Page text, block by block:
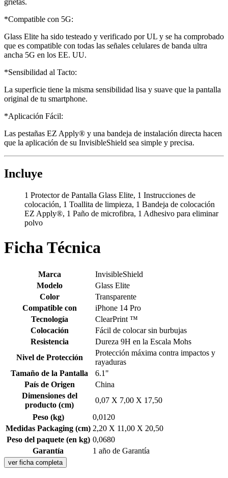
grietas.
*Compatible con 5G:
Glass Elite ha sido testeado y verificado por UL y se ha comprobado
que es compatible con todas las señales celulares de banda ultra
ancha 5G en los EE. UU.
*Sensibilidad al Tacto:
La superficie tiene la misma sensibilidad lisa y suave que la pantalla
original de tu smartphone.
*Aplicación Fácil:
Las pestañas EZ Apply® y una bandeja de instalación directa hacen
que la aplicación de su InvisibleShield sea simple y precisa.
Incluye
1 Protector de Pantalla Glass Elite, 1 Instrucciones de
colocación, 1 Toallita de limpieza, 1 Bandeja de colocación
EZ Apply®, 1 Paño de microfibra, 1 Adhesivo para eliminar
polvo
Ficha Técnica
Marca
InvisibleShield
Modelo
Glass Elite
Color
Transparente
Compatible con
iPhone 14 Pro
Tecnología
ClearPrint ™
Colocación
Fácil de colocar sin burbujas
Resistencia
Dureza 9H en la Escala Mohs
Nivel de Protección
Protección máxima contra impactos y
rayaduras
Tamaño de la Pantalla
6.1"
País de Origen
China
Dimensiones del
producto (cm)
0,07 X 7,00 X 17,50
Peso (kg)
0,0120
Medidas Packaging (cm) 2,20 X 11,00 X 20,50
Peso del paquete (en kg) 0,0680
Garantía
1 año de Garantía
ver ficha completa